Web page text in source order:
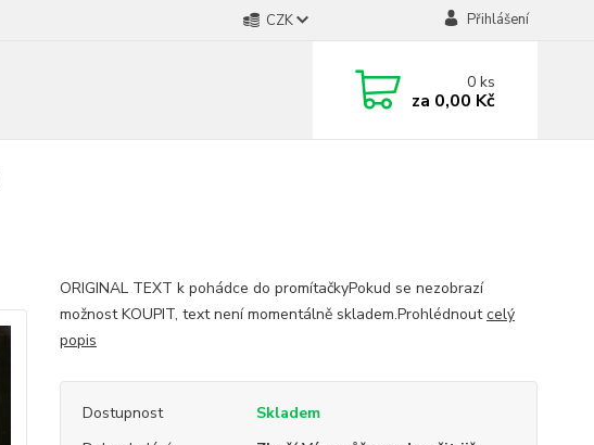
CZK Přihlášení
0ks
za 0,00 Kč
ORIGINAL TEXT k pohádce do promítačkyPokud se nezobrazí
možnost KOUPIT, text není momentálně skladem.Prohlédnoutcelý
popis
Dostupnost
Skladem